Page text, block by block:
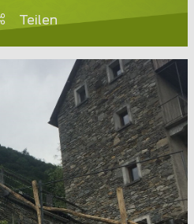
Teilen